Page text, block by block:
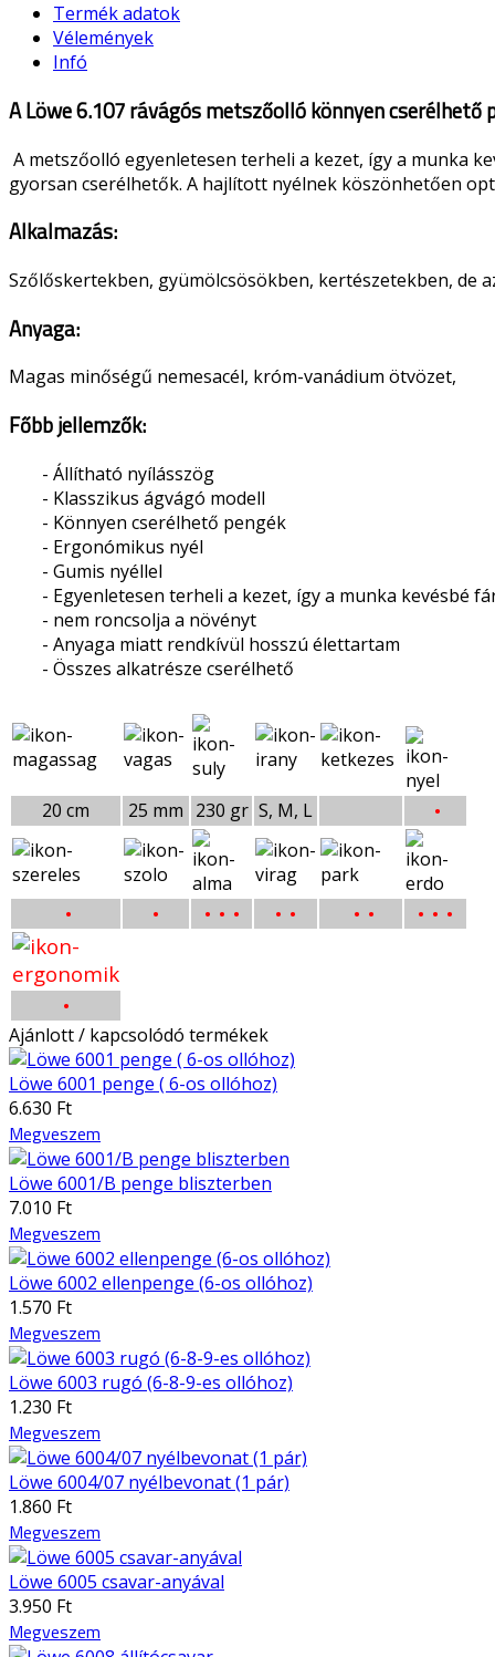
Termék adatok
Vélemények
Infó
A Löwe 6.107 rávágós metszőolló könnyen
A metszőolló egyenletesen terheli a kezet, így a munka
gyorsan cserélhetők. A hajlított nyélnek köszönhetően
Alkalmazás:
Szőlőskertekben, gyümölcsösökben, kertészetekben, de
Anyaga:
Magas minőségű nemesacél, króm-vanádium ötvözet,
Főbb jellemzők:
- Állítható nyílásszög
- Klasszikus ágvágó modell
- Könnyen cserélhető pengék
- Ergonómikus nyél
- Gumis nyéllel
- Egyenletesen terheli a kezet, így a munka kevésbé
- nem roncsolja a növényt
- Anyaga miatt rendkívül hosszú élettartam
- Összes alkatrésze cserélhető
20 cm 25 mm 230 gr S, M, L •
• • • • • • • • • • • •
•
Ajánlott / kapcsolódó termékek
Löwe 6001 penge ( 6-os ollóhoz)
6.630 Ft
Megveszem
Löwe 6001/B penge bliszterben
7.010 Ft
Megveszem
Löwe 6002 ellenpenge (6-os ollóhoz)
1.570 Ft
Megveszem
Löwe 6003 rugó (6-8-9-es ollóhoz)
1.230 Ft
Megveszem
Löwe 6004/07 nyélbevonat (1 pár)
1.860 Ft
Megveszem
Löwe 6005 csavar-anyával
3.950 Ft
Megveszem